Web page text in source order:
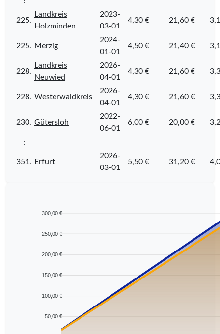
225.
Landkreis
Holzminden
2023-
03-01
4,30 € 21,60 €
225. Merzig
2024-
01-01
4,50 € 21,40 €
228.
Landkreis
Neuwied
2026-
04-01
4,30 € 21,60 €
228. Westerwaldkreis
2026-
04-01
4,30 € 21,60 €
230. Gütersloh
2022-
06-01
6,00 € 20,00 €
⋮
351. Erfurt
2026-
03-01
5,50 € 31,20 €
300,00 €
250,00 €
200,00 €
150,00 €
100,00 €
50,00 €